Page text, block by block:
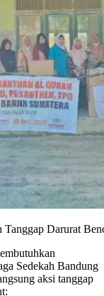
Darurat
Sedekah Bandung
aksi tanggap